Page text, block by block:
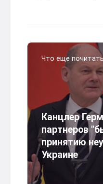
Что еще почитать
Канцлер
партнеров
принятию
Украине